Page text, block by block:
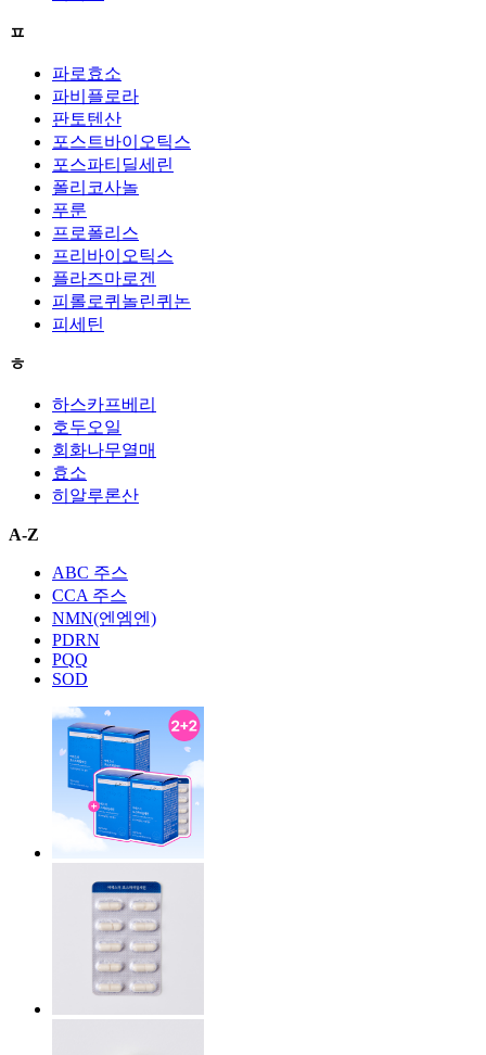
ㅍ
파로효소
파비플로라
판토텐산
포스트바이오틱스
포스파티딜세린
폴리코사놀
푸룬
프로폴리스
프리바이오틱스
플라즈마로겐
피롤로퀴놀린퀴논
피세틴
ㅎ
하스카프베리
호두오일
회화나무열매
효소
히알루론산
A-Z
ABC 주스
CCA 주스
NMN(엔엠엔)
PDRN
PQQ
SOD